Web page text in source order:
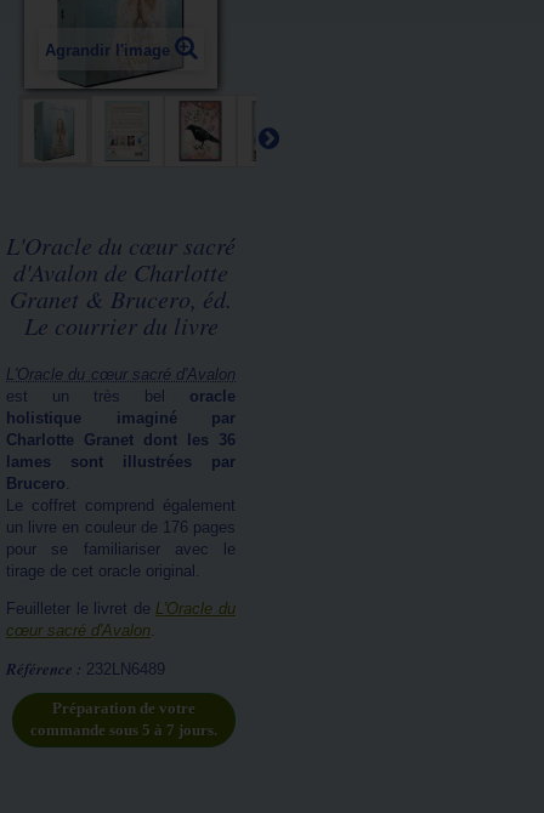
Agrandir l'image
L'Oracle du cœur sacré
d'Avalon de Charlotte
Granet & Brucero, éd.
Le courrier du livre
L'Oracle du cœur sacré d'Avalon
est un très bel oracle
holistique imaginé par
Charlotte Granet dont les 36
lames sont illustrées par
Brucero.
Le coffret comprend également
un livre en couleur de 176 pages
pour se familiariser avec le
tirage de cet oracle original.
Feuilleter le livret deL'Oracle du
cœur sacré d'Avalon.
Référence : 232LN6489
Préparation de votre
commande sous 5 à 7 jours.